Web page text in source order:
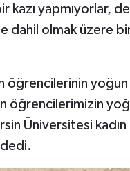
kazı yapmıyorlar,
dahil olmak üzere
öğrencilerinin
öğrencilerimizin
Üniversitesi kadın